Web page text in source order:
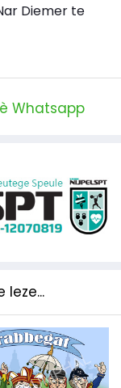
Diemer te
Whatsapp
leze...